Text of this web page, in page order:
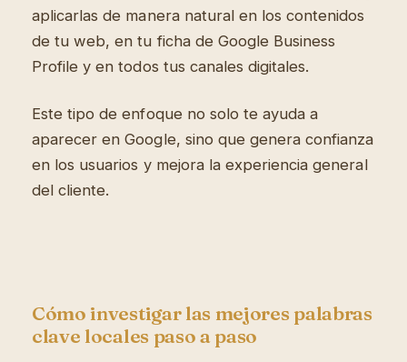
aplicarlas de manera natural en los contenidos
de tu web, en tu ficha de Google Business
Profile y en todos tus canales digitales.
Este tipo de enfoque no solo te ayuda a
aparecer en Google, sino que genera confianza
en los usuarios y mejora la experiencia general
del cliente.
Cómo investigar las mejores palabras
clave locales paso a paso